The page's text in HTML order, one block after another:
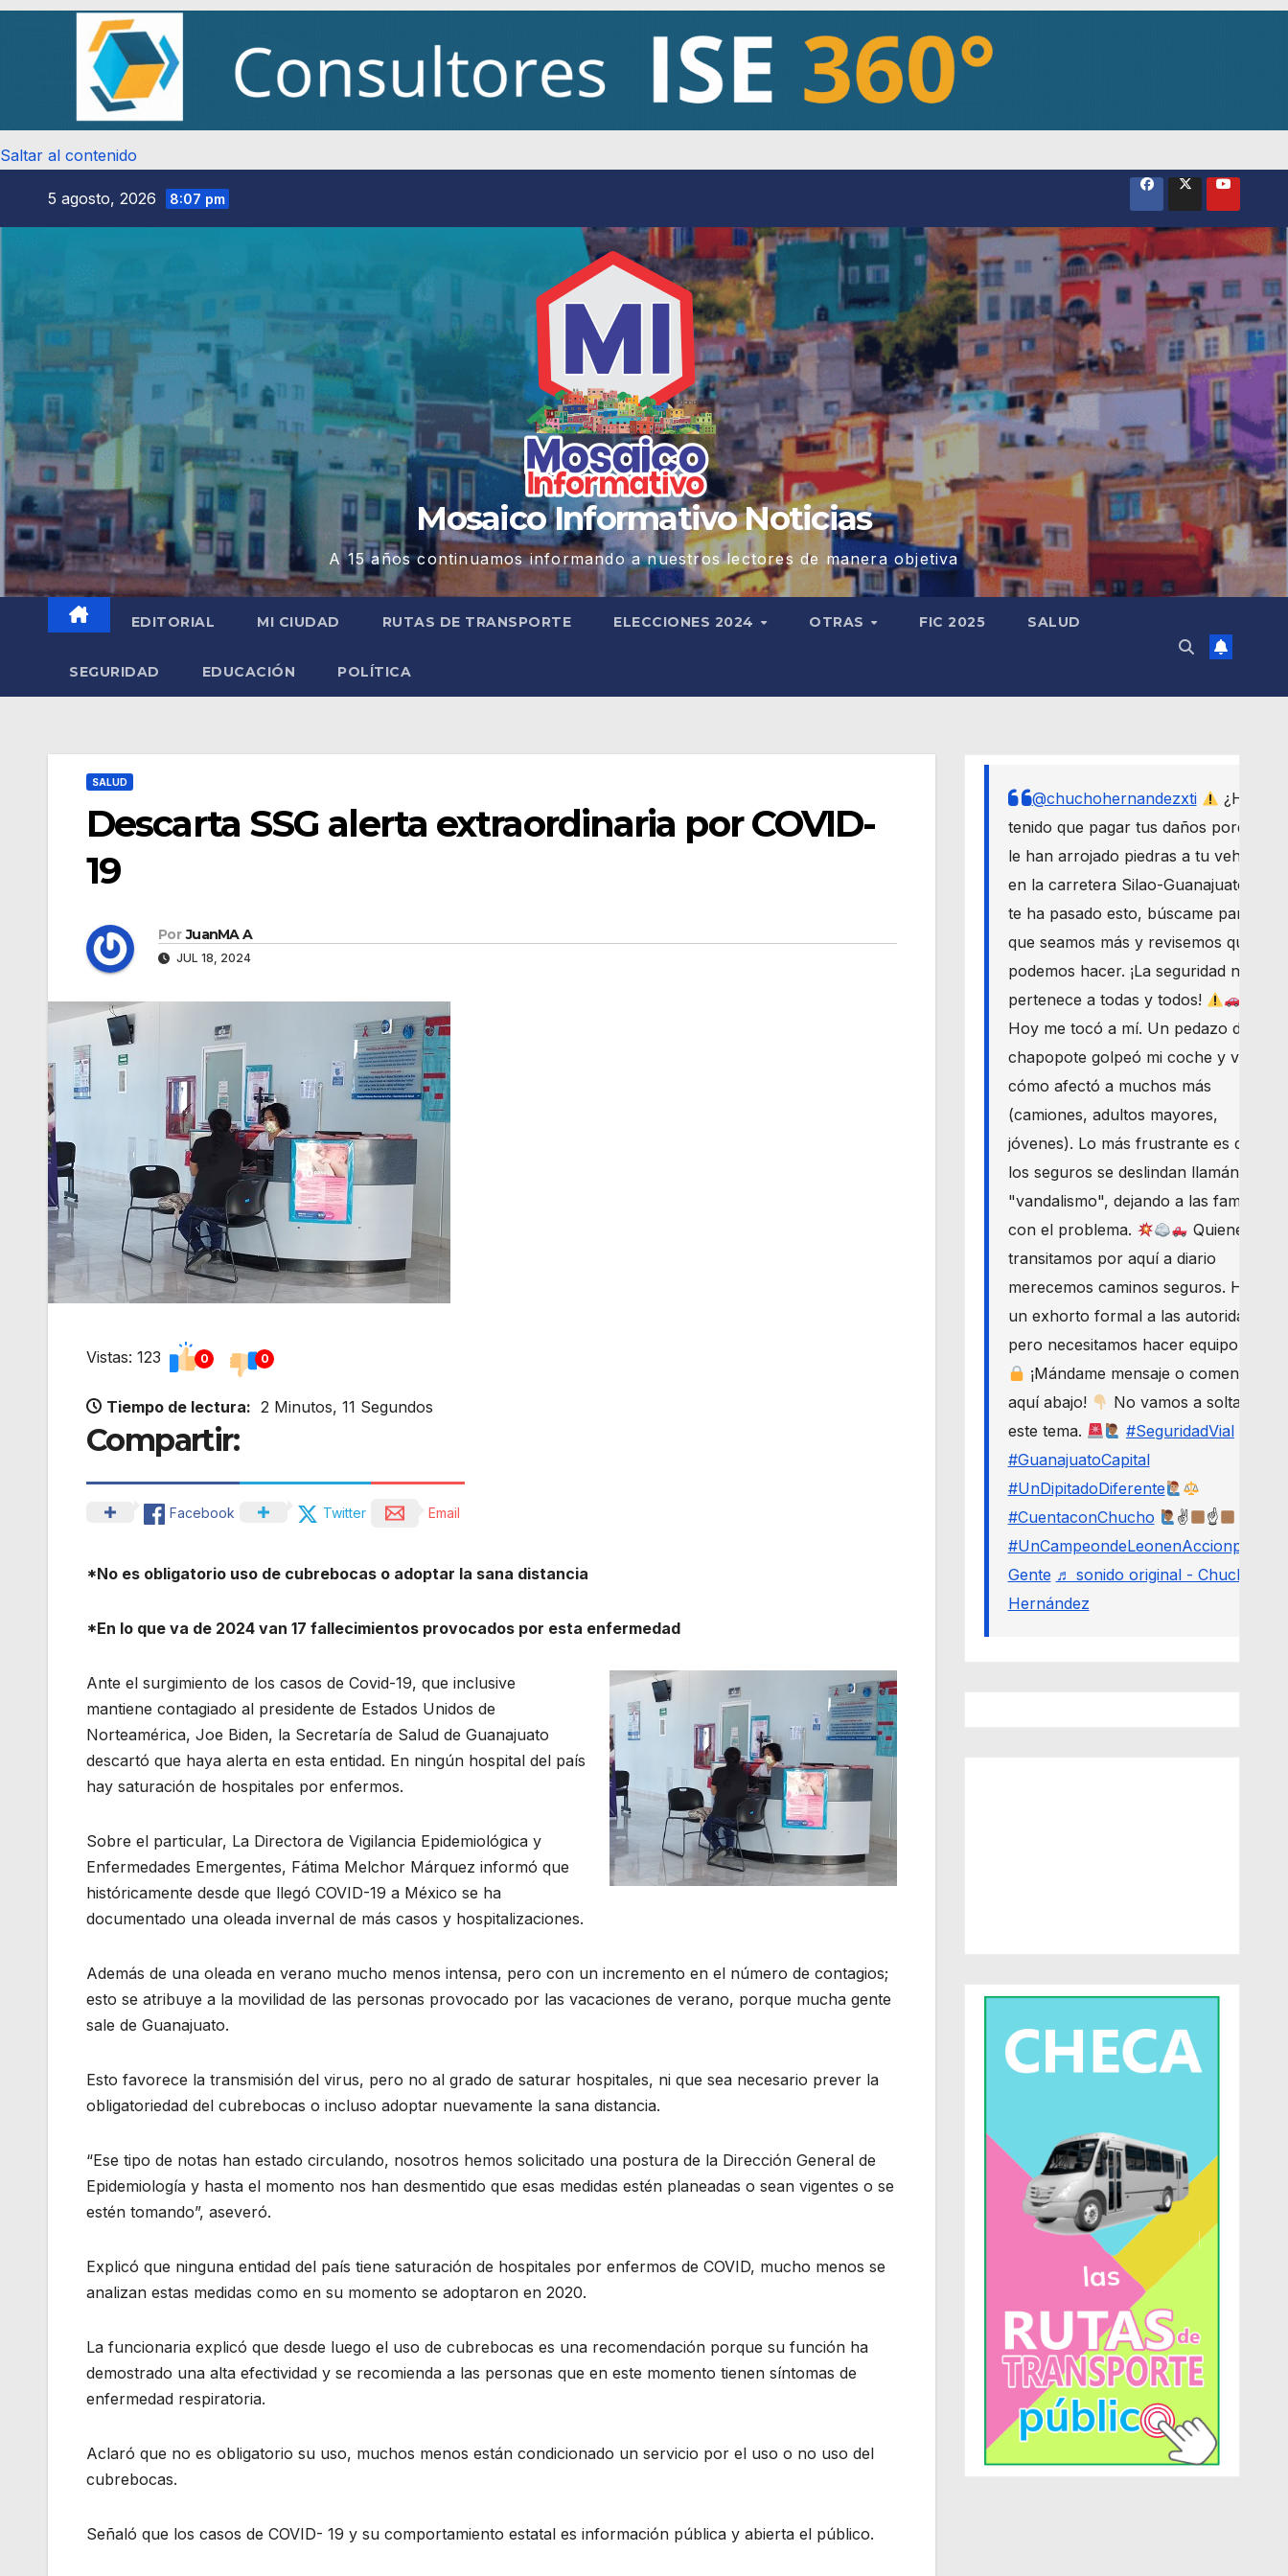
Saltar al contenido
5 agosto, 2026 8:07 pm
Mosaico Informativo Noticias
A 15 años continuamos informando a nuestros lectores de manera objetiva
EDITORIAL MI CIUDAD RUTAS DE TRANSPORTE ELECCIONES 2024 OTRAS FIC 2025 SALUD
SEGURIDAD EDUCACIÓN POLÍTICA
SALUD
Descarta SSG alerta extraordinaria por COVID-
19
Por JuanMA A
JUL 18, 2024
Vistas: 123 0 0
Tiempo de lectura: 2 Minutos, 11 Segundos
Compartir:
Facebook Twitter Email
*No es obligatorio uso de cubrebocas o adoptar la sana distancia
*En lo que va de 2024 van 17 fallecimientos provocados por esta enfermedad
Ante el surgimiento de los casos de Covid-19, que inclusive
mantiene contagiado al presidente de Estados Unidos de
Norteamérica, Joe Biden, la Secretaría de Salud de Guanajuato
descartó que haya alerta en esta entidad. En ningún hospital del país
hay saturación de hospitales por enfermos.
Sobre el particular, La Directora de Vigilancia Epidemiológica y
Enfermedades Emergentes, Fátima Melchor Márquez informó que
históricamente desde que llegó COVID-19 a México se ha
documentado una oleada invernal de más casos y hospitalizaciones.
Además de una oleada en verano mucho menos intensa, pero con un incremento en el número de contagios;
esto se atribuye a la movilidad de las personas provocado por las vacaciones de verano, porque mucha gente
sale de Guanajuato.
Esto favorece la transmisión del virus, pero no al grado de saturar hospitales, ni que sea necesario prever la
obligatoriedad del cubrebocas o incluso adoptar nuevamente la sana distancia.
“Ese tipo de notas han estado circulando, nosotros hemos solicitado una postura de la Dirección General de
Epidemiología y hasta el momento nos han desmentido que esas medidas estén planeadas o sean vigentes o se
estén tomando”, aseveró.
Explicó que ninguna entidad del país tiene saturación de hospitales por enfermos de COVID, mucho menos se
analizan estas medidas como en su momento se adoptaron en 2020.
La funcionaria explicó que desde luego el uso de cubrebocas es una recomendación porque su función ha
demostrado una alta efectividad y se recomienda a las personas que en este momento tienen síntomas de
enfermedad respiratoria.
Aclaró que no es obligatorio su uso, muchos menos están condicionado un servicio por el uso o no uso del
cubrebocas.
Señaló que los casos de COVID- 19 y su comportamiento estatal es información pública y abierta el público.
@chuchohernandezxti
¿Has
tenido que pagar tus daños porque
le han arrojado piedras a tu vehículo
en la carretera Silao-Guanajuato? Si
te ha pasado esto, búscame para
que seamos más y revisemos qué
podemos hacer. ¡La seguridad nos
pertenece a todas y todos!
Hoy me tocó a mí. Un pedazo de
chapopote golpeó mi coche y vi
cómo afectó a muchos más
(camiones, adultos mayores,
jóvenes). Lo más frustrante es que
los seguros se deslindan llamándolo
"vandalismo", dejando a las familias
con el problema.
Quienes
transitamos por aquí a diario
merecemos caminos seguros. Haré
un exhorto formal a las autoridades,
pero necesitamos hacer equipo.
¡Mándame mensaje o comenta
aquí abajo!
No vamos a soltar
este tema.
#SeguridadVial
#GuanajuatoCapital
#UnDipitadoDiferente
#CuentaconChucho
✌
☝
#UnCampeondeLeonenAccionporLa
Gente ♬ sonido original - Chucho
Hernández